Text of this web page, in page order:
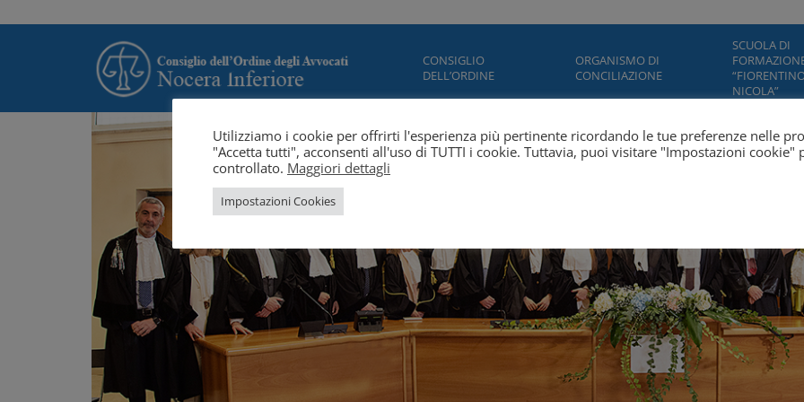
CONSIGLIO
DELL’ORDINE
ORGANISMO DI
CONCILIAZIONE
SCUOLA DI
NICOLA”
Utilizziamo i cookie per offrirti l'esperienza più pertinente ricordando le tue preferenze nelle
"Accetta tutti", acconsenti all'uso di TUTTI i cookie. Tuttavia, puoi visitare "Impostazioni cookie"
controllato. Maggiori dettagli
Impostazioni Cookies